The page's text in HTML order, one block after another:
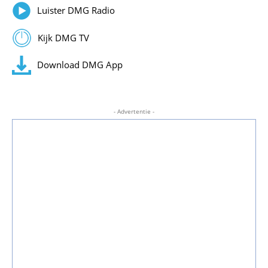
Luister DMG Radio
Kijk DMG TV
Download DMG App
- Advertentie -